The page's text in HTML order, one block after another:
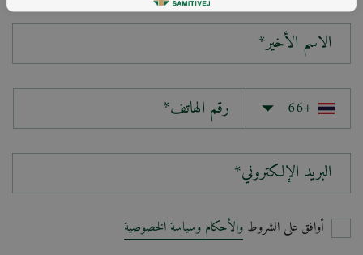
الاسم الأخير*
البريد الإلكتروني*
أوافق على الشروط والأحكام وسياسة الخصوصية